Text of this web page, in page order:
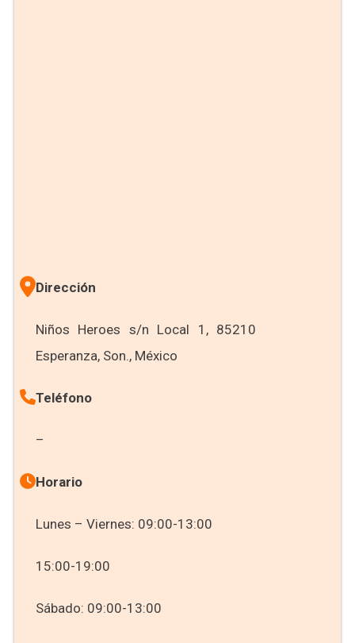
Dirección
Niños Heroes s/n Local 1, 85210
Esperanza, Son., México
Teléfono
–
Horario
Lunes – Viernes: 09:00-13:00
15:00-19:00
Sábado: 09:00-13:00